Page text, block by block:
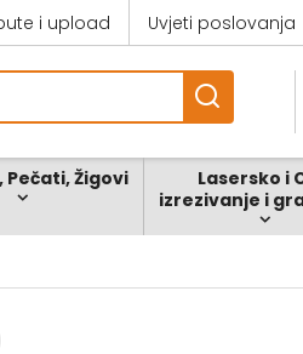
i upload Uvjeti poslovanja
Pečati, Žigovi
Lasersko i
izrezivanje i